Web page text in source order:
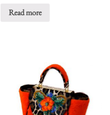
Read more